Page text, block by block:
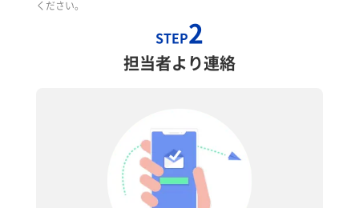
ください。
STEP2
担当者より連絡